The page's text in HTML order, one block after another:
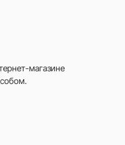
магазине